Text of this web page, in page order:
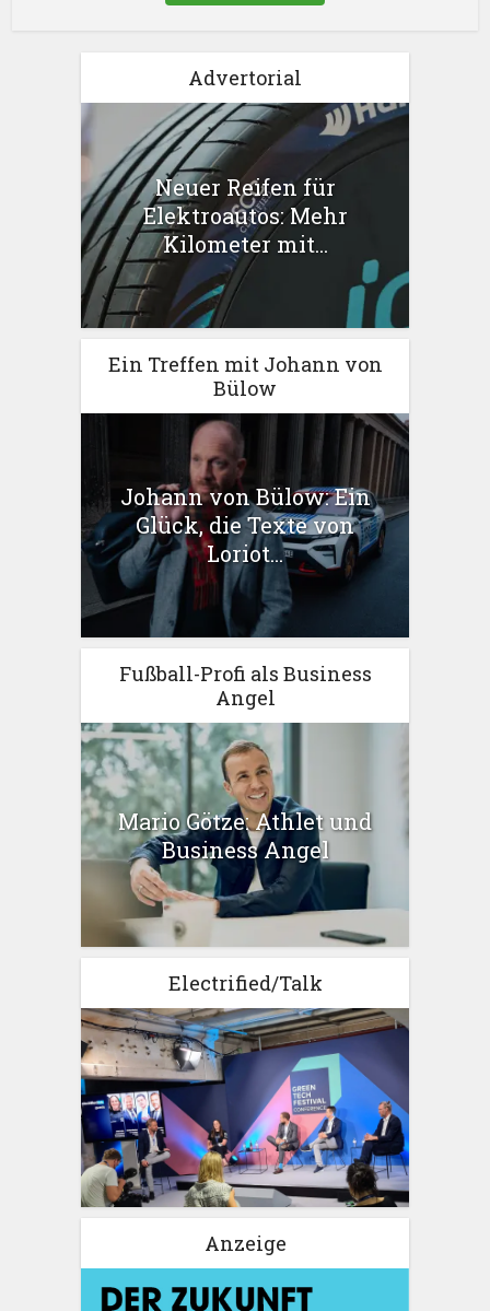
Advertorial
Neuer Reifen für
Elektroautos: Mehr
Kilometer mit...
Ein Treffen mit Johann von
Bülow
Johann von Bülow: Ein
Glück, die Texte von
Loriot...
Fußball-Profi als Business
Angel
Mario Götze: Athlet und
Business Angel
Electrified/Talk
Anzeige